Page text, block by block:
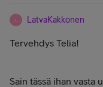
LatvaKakkonen
Tervehdys Telia!
Sain tässä ihan vasta